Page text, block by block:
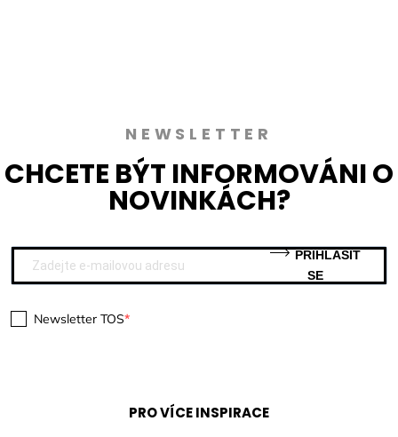
NEWSLETTER
CHCETE BÝT INFORMOVÁNI O
NOVINKÁCH?
Newsletter TOS
SE
PRO VÍCE INSPIRACE